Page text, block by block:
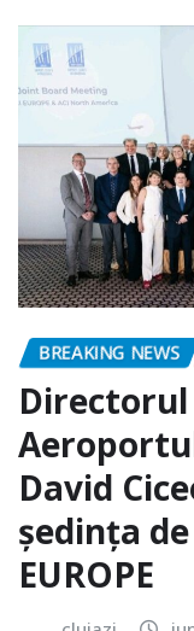
BREAKING NEWS
David
ședința
EUROPE